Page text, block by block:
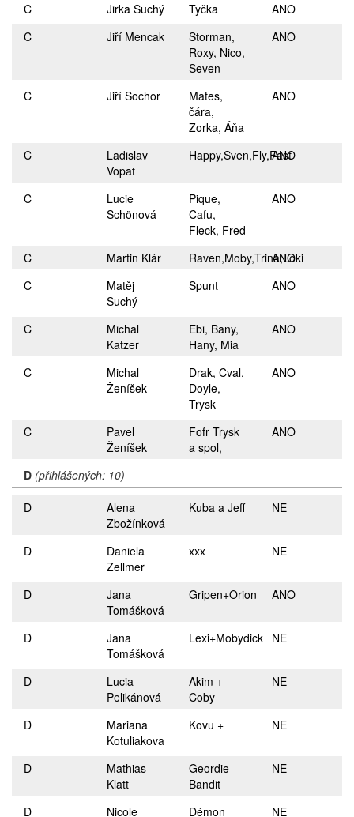
C Jirka Suchý Tyčka
ANO
C
Jiří Mencak
Storman,
Roxy, Nico,
Seven
ANO
C Jiří Sochor
Mates,
čára,
Zorka, Áňa
ANO
C
Ladislav
Vopat
Happy,Sven,Fly,Fast
ANO
C
Lucie
Schönová
Pique,
Cafu,
Fleck, Fred
ANO
C Martin Klár Raven,Moby,Trina,Loki
ANO
C
Matěj
Suchý
Špunt ANO
C
Michal
Katzer
Ebi, Bany,
Hany, Mia
ANO
C
Michal
Ženíšek
Drak, Cval,
Doyle,
Trysk
ANO
C
Pavel
Ženíšek
Fofr Trysk
a spol,
ANO
D (přihlášených: 10)
D
Alena
Zbožínková
Kuba a Jeff NE
D
Daniela
Zellmer
xxx NE
D
Jana
Tomášková
Gripen+Orion ANO
D
Jana
Tomášková
Lexi+Mobydick NE
D
Lucia
Pelikánová
Akim +
Coby
NE
D
Mariana
Kotuliakova
Kovu + NE
D
Mathias
Klatt
Geordie
Bandit
NE
D Nicole Démon NE